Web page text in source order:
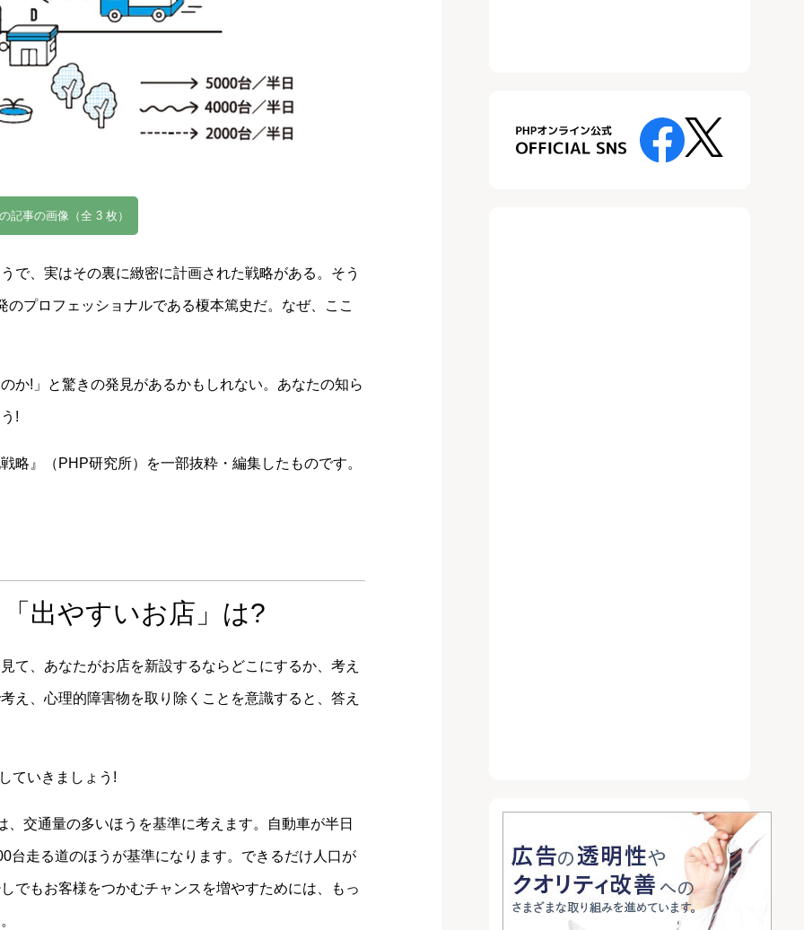
記事の画像（全 3 枚）
で、実はその裏に緻密に計画された戦略がある。そう
プロフェッショナルである榎本篤史だ。なぜ、ここ
か!」と驚きの発見があるかもしれない。あなたの知ら
!
』（PHP研究所）を一部抜粋・編集したものです。
出やすいお店」は?
て、あなたがお店を新設するならどこにするか、考え
え、心理的障害物を取り除くことを意識すると、答え
ていきましょう!
交通量の多いほうを基準に考えます。自動車が半日
台走る道のほうが基準になります。できるだけ人口が
でもお客様をつかむチャンスを増やすためには、もっ